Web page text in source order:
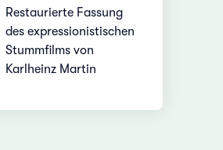
Restaurierte Fassung
des expressionistischen
Stummfilms von
Karlheinz Martin